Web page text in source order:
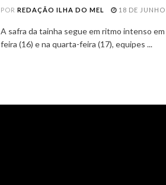
POR REDAÇÃO ILHA DO MEL 18 DE
A safra da tainha segue em ritmo intenso
feira (16) e na quarta-feira (17), equipes ...